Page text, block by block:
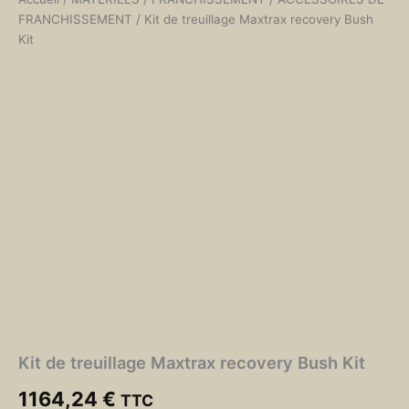
FRANCHISSEMENT / Kit de treuillage Maxtrax recovery Bush
Kit
Kit de treuillage Maxtrax recovery Bush Kit
1164,24 € TTC